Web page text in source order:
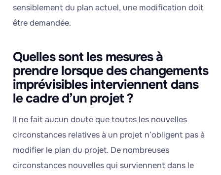
sensiblement du plan actuel, une modification doit
être demandée.
Quelles sont les mesures à
prendre lorsque des changements
imprévisibles interviennent dans
le cadre d’un projet ?
Il ne fait aucun doute que toutes les nouvelles
circonstances relatives à un projet n’obligent pas à
modifier le plan du projet. De nombreuses
circonstances nouvelles qui surviennent dans le